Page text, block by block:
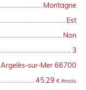
Montagne
Est
Non
3
Argelès-sur-Mer 66700
45,29€ /mois